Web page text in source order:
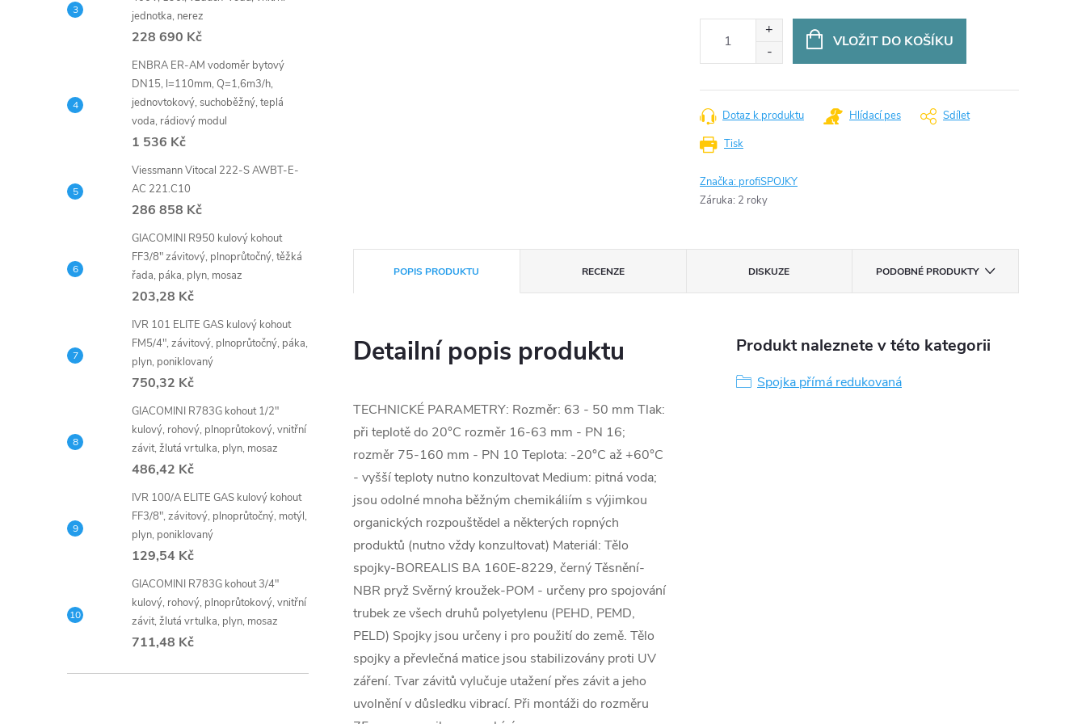
l
jednotka, nerez
228 690 Kč
ENBRA ER-AM vodoměr bytový
DN15, l=110mm, Q=1,6m3/h,
jednovtokový, suchoběžný, teplá
voda, rádiový modul
1 536 Kč
Viessmann Vitocal 222-S AWBT-E-
AC 221.C10
286 858 Kč
GIACOMINI R950 kulový kohout
FF3/8" závitový, plnoprůtočný, těžká
řada, páka, plyn, mosaz
203,28 Kč
IVR 101 ELITE GAS kulový kohout
FM5/4", závitový, plnoprůtočný, páka,
plyn, poniklovaný
750,32 Kč
GIACOMINI R783G kohout 1/2"
kulový, rohový, plnoprůtokový, vnitřní
závit, žlutá vrtulka, plyn, mosaz
486,42 Kč
IVR 100/A ELITE GAS kulový kohout
FF3/8", závitový, plnoprůtočný, motýl,
plyn, poniklovaný
129,54 Kč
GIACOMINI R783G kohout 3/4"
kulový, rohový, plnoprůtokový, vnitřní
závit, žlutá vrtulka, plyn, mosaz
711,48 Kč
VLOŽIT DO KOŠÍKU
Tisk
Dotaz k produktu Hlídací pes Sdílet
Značka: profiSPOJKY
Záruka: 2 roky
POPIS PRODUKTU RECENZE DISKUZE PODOBNÉ PRODUKTY
Detailní popis produktu
TECHNICKÉ PARAMETRY: Rozměr: 63 - 50 mm Tlak:
při teplotě do 20°C rozměr 16-63 mm - PN 16;
rozměr 75-160 mm - PN 10 Teplota: -20°C až +60°C
- vyšší teploty nutno konzultovat Medium: pitná voda;
jsou odolné mnoha běžným chemikáliím s výjimkou
organických rozpouštědel a některých ropných
produktů (nutno vždy konzultovat) Materiál: Tělo
spojky-BOREALIS BA 160E-8229, černý Těsnění-
NBR pryž Svěrný kroužek-POM - určeny pro spojování
trubek ze všech druhů polyetylenu (PEHD, PEMD,
PELD) Spojky jsou určeny i pro použití do země. Tělo
spojky a převlečná matice jsou stabilizovány proti UV
záření. Tvar závitů vylučuje utažení přes závit a jeho
uvolnění v důsledku vibrací. Při montáži do rozměru
Produkt naleznete v této kategorii
Spojka přímá redukovaná